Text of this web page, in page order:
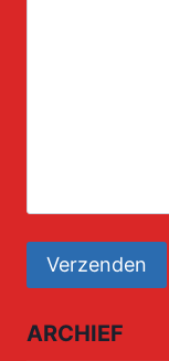
ARCHIEF